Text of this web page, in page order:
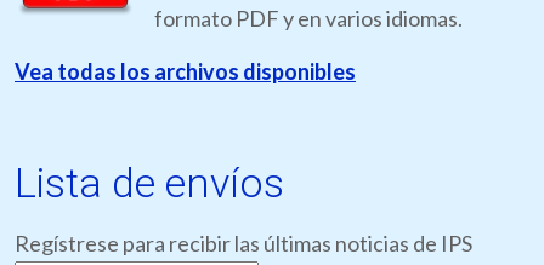
formato PDF y en varios idiomas.
Vea todas los archivos disponibles
Lista de envíos
Regístrese para recibir las últimas noticias de IPS